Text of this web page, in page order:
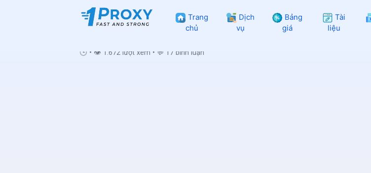
Trang
chủ
Dịch
vụ
Bảng
giá
Tài
liệu
🕒 • 👁 1.672 lượt xem • 💬 17 bình luận